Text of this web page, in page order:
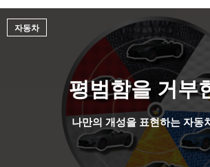
평범함을 거부
나만의 개성을 표현하는 자동
자동차